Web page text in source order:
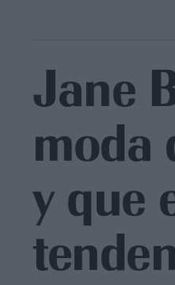
Jane
moda
y que